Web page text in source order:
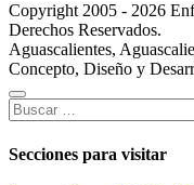
Copyright 2005 - 2026
Derechos Reservados.
Aguascalientes,
Concepto, Diseño y
Buscar:
Secciones para visitar